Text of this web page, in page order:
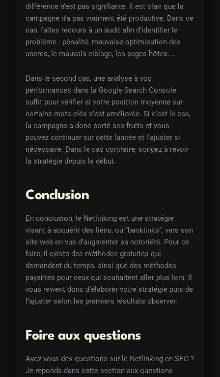
différence n’est pas signifiante. Il est clair que la
campagne n’a pas vraiment été productive. Dans ce
cas, faîtes recours à un audit afin d’identifier le
problème : pénalité, mauvaise optimisation des
ancres, le mauvais ciblage, les pages hôtes, …
Dans le second cas, une analyse à vos
performances dans la Google Search Console
suffit pour vérifier si votre position moyenne sur
certains mots-clés s’est améliorée. Si c’est le cas,
la campagne a donc porté ses fruits et vous
pouvez continuer sur cette lancée et l’ajuster si
nécessaire. Dans le cas contraire, songez à revoir
la stratégie depuis le début.
Conclusion
En conclusion, le Netlinking est une stratégie
visant à acquérir des liens, ou “backlinks”, vers son
site web en vue d’augmenter sa notoriété. Pour ce
faire, il existe des méthodes gratuites qui
demandent du temps, ainsi que des méthodes
payantes pour ceux qui souhaitent aller plus loin. Il
vous revient donc d’élaborer votre stratégie puis de
l’ajuster selon les premiers résultats observer.
Foire aux questions
Avez-vous des questions sur le Netlinking en SEO ?
Je réponds dans cette section aux questions